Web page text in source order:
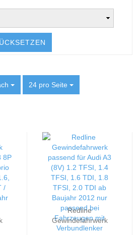
24 pro Seite
pro Seite
Redline
Gewindefahrwerk
passend für Audi A3